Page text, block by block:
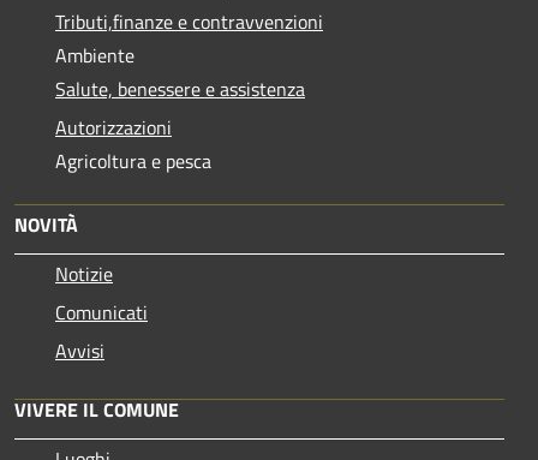
Tributi,finanze e contravvenzioni
Ambiente
Salute, benessere e assistenza
Autorizzazioni
Agricoltura e pesca
NOVITÀ
Notizie
Comunicati
Avvisi
VIVERE IL COMUNE